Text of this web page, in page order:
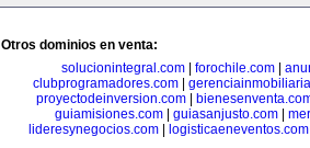
Otros dominios en venta:
solucionintegral.com| forochile.com|
clubprogramadores.com
proyectodeinversion.com|
guiamisiones.com
guiasanjusto.com
lideresynegocios.com
logisticaeneventos.com